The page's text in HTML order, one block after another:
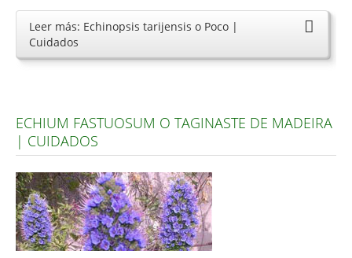
Leer más: Echinopsis tarijensis o Poco |
Cuidados
ECHIUM FASTUOSUM O TAGINASTE DE MADEIRA
| CUIDADOS